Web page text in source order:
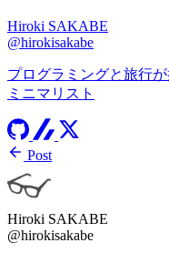
Hiroki SAKABE
@hirokisakabe
プログラミングと旅行
ミニマリスト
Post
Hiroki SAKABE
@hirokisakabe